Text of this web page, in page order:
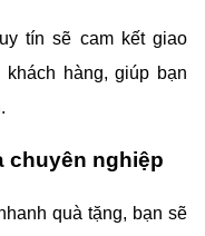
tín sẽ cam kết giao
hàng, giúp bạn
chuyên nghiệp
quà tặng, bạn sẽ